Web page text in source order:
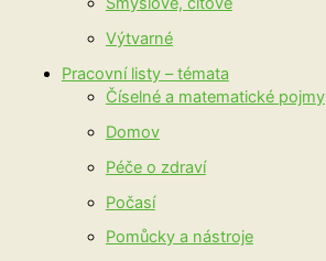
Výtvarné
Pracovní listy – témata
Číselné a matematické pojmy
Domov
Péče o zdraví
Počasí
Pomůcky a nástroje